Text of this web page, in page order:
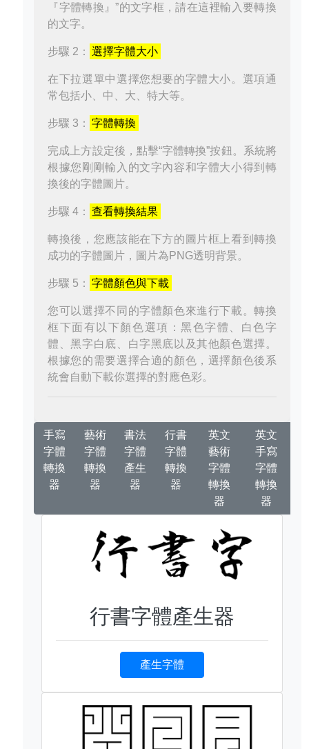
『字體轉換』”的文字框，請在這裡輸入要轉換
的文字。
步驟 2： 選擇字體大小
在下拉選單中選擇您想要的字體大小。選項通
常包括小、中、大、特大等。
步驟 3： 字體轉換
完成上方設定後，點擊“字體轉換”按鈕。系統將
根據您剛剛輸入的文字內容和字體大小得到轉
換後的字體圖片。
步驟 4： 查看轉換結果
轉換後，您應該能在下方的圖片框上看到轉換
成功的字體圖片，圖片為PNG透明背景。
步驟 5： 字體顏色與下載
您可以選擇不同的字體顏色來進行下載。轉換
框下面有以下顏色選項：黑色字體、白色字
體、黑字白底、白字黑底以及其他顏色選擇。
根據您的需要選擇合適的顏色，選擇顏色後系
統會自動下載你選擇的對應色彩。
手寫
字體
轉換
器
藝術
字體
轉換
器
書法
字體
產生
器
行書
字體
轉換
器
英文
藝術
字體
轉換
器
英文
手寫
字體
轉換
器
行書字體產生器
產生字體